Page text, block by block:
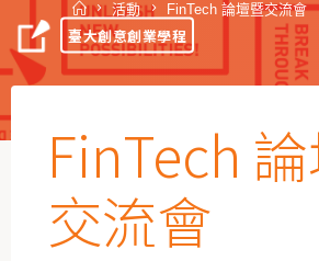
臺大創意創業學程
活動 FinTech 論壇暨交流會
FinTech
交流會